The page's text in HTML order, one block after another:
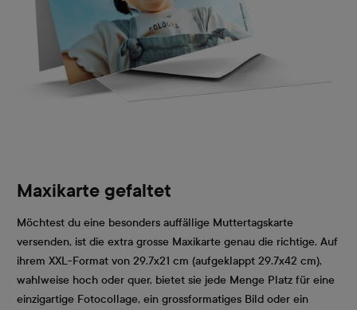
Maxikarte gefaltet
Möchtest du eine besonders auffällige Muttertagskarte
versenden, ist die extra grosse Maxikarte genau die richtige. Auf
ihrem XXL-Format von 29.7x21 cm (aufgeklappt 29.7x42 cm),
wahlweise hoch oder quer, bietet sie jede Menge Platz für eine
einzigartige Fotocollage, ein grossformatiges Bild oder ein